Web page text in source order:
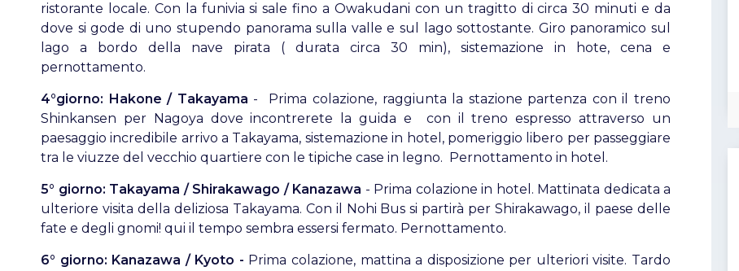
ristorante locale. Con la funivia si sale fino a Owakudani con un tragitto di circa 30 minuti e da
dove si gode di uno stupendo panorama sulla valle e sul lago sottostante. Giro panoramico sul
lago a bordo della nave pirata ( durata circa 30 min), sistemazione in hote, cena e
pernottamento.
4°giorno: Hakone / Takayama - Prima colazione, raggiunta la stazione partenza con il treno
Shinkansen per Nagoya dove incontrerete la guida e con il treno espresso attraverso un
paesaggio incredibile arrivo a Takayama, sistemazione in hotel, pomeriggio libero per passeggiare
tra le viuzze del vecchio quartiere con le tipiche case in legno. Pernottamento in hotel.
5° giorno: Takayama / Shirakawago / Kanazawa - Prima colazione in hotel. Mattinata dedicata a
ulteriore visita della deliziosa Takayama. Con il Nohi Bus si partirà per Shirakawago, il paese delle
fate e degli gnomi! qui il tempo sembra essersi fermato. Pernottamento.
6° giorno: Kanazawa / Kyoto - Prima colazione, mattina a disposizione per ulteriori visite. Tardo